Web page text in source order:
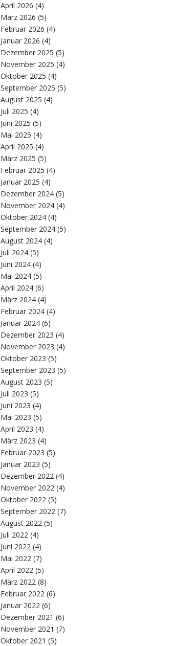
April 2026 (4)
März 2026 (5)
Februar 2026 (4)
Januar 2026 (4)
Dezember 2025 (5)
November 2025 (4)
Oktober 2025 (4)
September 2025 (5)
August 2025 (4)
Juli 2025 (4)
Juni 2025 (5)
Mai 2025 (4)
April 2025 (4)
März 2025 (5)
Februar 2025 (4)
Januar 2025 (4)
Dezember 2024 (5)
November 2024 (4)
Oktober 2024 (4)
September 2024 (5)
August 2024 (4)
Juli 2024 (5)
Juni 2024 (4)
Mai 2024 (5)
April 2024 (6)
März 2024 (4)
Februar 2024 (4)
Januar 2024 (6)
Dezember 2023 (4)
November 2023 (4)
Oktober 2023 (5)
September 2023 (5)
August 2023 (5)
Juli 2023 (5)
Juni 2023 (4)
Mai 2023 (5)
April 2023 (4)
März 2023 (4)
Februar 2023 (5)
Januar 2023 (5)
Dezember 2022 (4)
November 2022 (4)
Oktober 2022 (5)
September 2022 (7)
August 2022 (5)
Juli 2022 (4)
Juni 2022 (4)
Mai 2022 (7)
April 2022 (5)
März 2022 (8)
Februar 2022 (6)
Januar 2022 (6)
Dezember 2021 (6)
November 2021 (7)
Oktober 2021 (5)